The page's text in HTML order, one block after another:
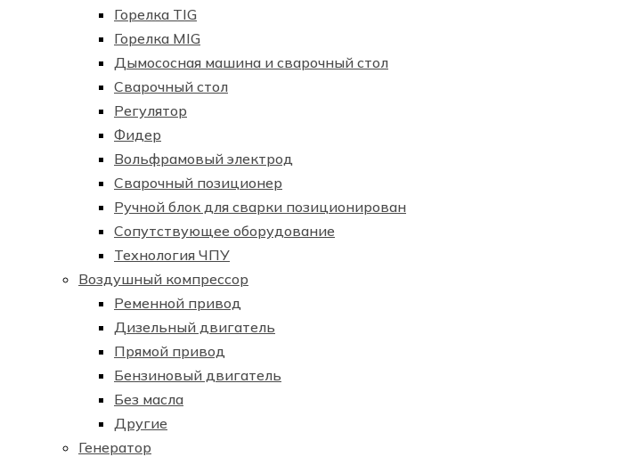
Горелка TIG
Горелка MIG
Дымососная машина и сварочный стол
Сварочный стол
Регулятор
Фидер
Вольфрамовый электрод
Сварочный позиционер
Ручной блок для сварки позиционирован
Сопутствующее оборудование
Технология ЧПУ
Воздушный компрессор
Ременной привод
Дизельный двигатель
Прямой привод
Бензиновый двигатель
Без масла
Другие
Генератор